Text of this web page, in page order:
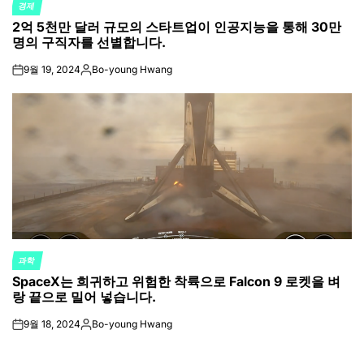
POSTED
IN
경제
2억 5천만 달러 규모의 스타트업이 인공지능을 통해 30만
명의 구직자를 선별합니다.
on9월 19, 2024Posted
Bo-young Hwang
POSTED
IN
과학
SpaceX는 희귀하고 위험한 착륙으로 Falcon 9 로켓을 벼
랑 끝으로 밀어 넣습니다.
on9월 18, 2024Posted
Bo-young Hwang